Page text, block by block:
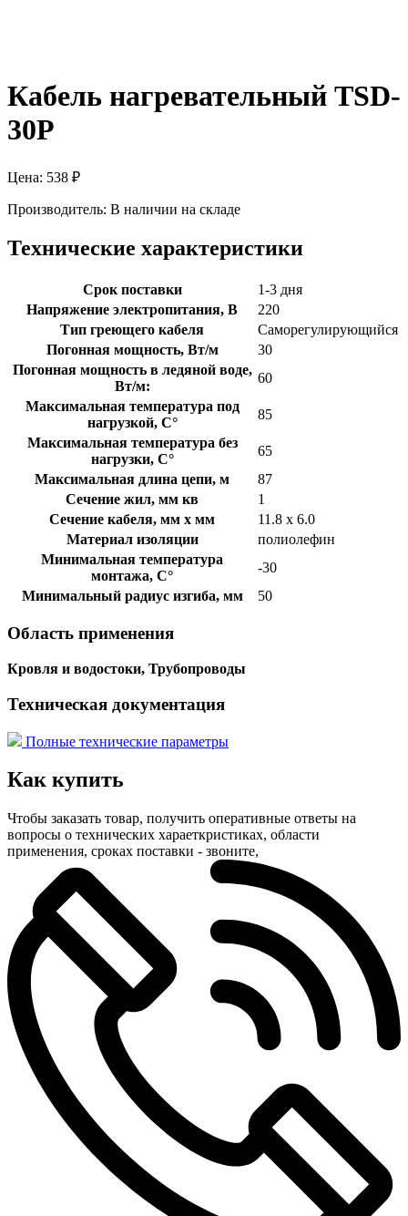
Кабель нагревательный TSD-
30P
Цена: 538 ₽
Производитель: В наличии на складе
Технические характеристики
Срок поставки
1-3 дня
Напряжение электропитания, В
220
Тип греющего кабеля
Саморегулирующийся
Погонная мощность, Вт/м
30
Погонная мощность в ледяной воде,
Вт/м:
60
Максимальная температура под
нагрузкой, С°
85
Максимальная температура без
нагрузки, С°
65
Максимальная длина цепи, м
87
Сечение жил, мм кв
1
Сечение кабеля, мм х мм
11.8 х 6.0
Материал изоляции
полиолефин
Минимальная температура
монтажа, С°
-30
Минимальный радиус изгиба, мм
50
Область применения
Кровля и водостоки, Трубопроводы
Техническая документация
Полные технические параметры
Как купить
Чтобы заказать товар, получить оперативные ответы на
вопросы о технических хараеткристиках, области
применения, сроках поставки - звоните,